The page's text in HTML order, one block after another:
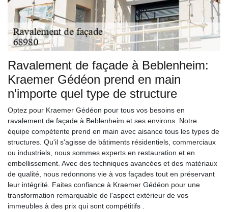
Ravalement de façade à Beblenheim:
Kraemer Gédéon prend en main
n'importe quel type de structure
Optez pour Kraemer Gédéon pour tous vos besoins en
ravalement de façade à Beblenheim et ses environs. Notre
équipe compétente prend en main avec aisance tous les types de
structures. Qu'il s'agisse de bâtiments résidentiels, commerciaux
ou industriels, nous sommes experts en restauration et en
embellissement. Avec des techniques avancées et des matériaux
de qualité, nous redonnons vie à vos façades tout en préservant
leur intégrité. Faites confiance à Kraemer Gédéon pour une
transformation remarquable de l'aspect extérieur de vos
immeubles à des prix qui sont compétitifs .